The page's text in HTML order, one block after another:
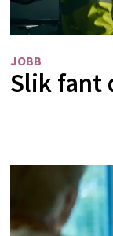
JOBB
Slik fant